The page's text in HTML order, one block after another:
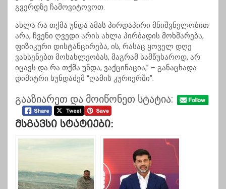
გვერდზე ჩამოვიტოვოთ.
ახლა რა თქმა უნდა ამას პირდაპირი მნიშვნელობით
არა, ჩვენი ღვედი არის ახლა პირბადის მოხმარება,
ფიზიკური დისტანცირება, ის, რასაც ყოველ დღე
ვახსენებთ მოსახლეობას, მაგრამ სამწუხაროდ, არ
იცავს და რა თქმა უნდა, ვაქცინაცია,” – განაცხადა
დიმიტრი ხუნდაძემ “ღამის კურიერში”.
გააზიარეთ და მოიწონეთ სტატია:
Მსგავსი Სტატიები: